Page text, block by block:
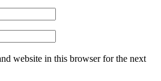
website in this browser for the next